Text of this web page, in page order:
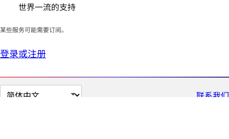
世界一流的支持
某些服务可能需要订阅。
登录或注册
切
联系我们